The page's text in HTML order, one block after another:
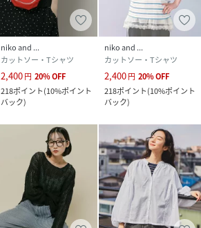
niko and ...
カットソー・Tシャツ
2,400円 20%OFF
218ポイント(10%ポイント
バック)
niko and ...
カットソー・Tシャツ
2,400円 20%OFF
218ポイント(10%ポイント
バック)